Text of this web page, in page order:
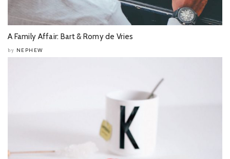
A Family Affair: Bart & Romy de Vries
by NEPHEW